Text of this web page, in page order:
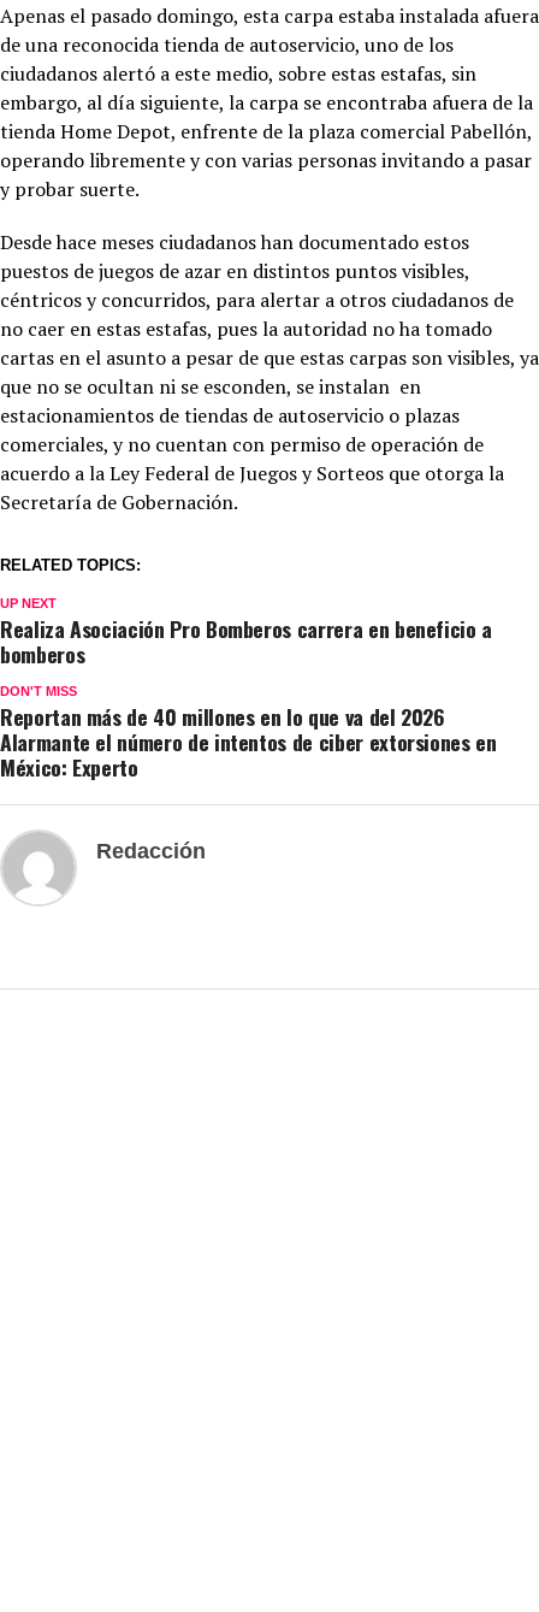
Apenas el pasado domingo, esta carpa estaba instalada afuera
de una reconocida tienda de autoservicio, uno de los
ciudadanos alertó a este medio, sobre estas estafas, sin
embargo, al día siguiente, la carpa se encontraba afuera de la
tienda Home Depot, enfrente de la plaza comercial Pabellón,
operando libremente y con varias personas invitando a pasar
y probar suerte.
Desde hace meses ciudadanos han documentado estos
puestos de juegos de azar en distintos puntos visibles,
céntricos y concurridos, para alertar a otros ciudadanos de
no caer en estas estafas, pues la autoridad no ha tomado
cartas en el asunto a pesar de que estas carpas son visibles, ya
que no se ocultan ni se esconden, se instalan en
estacionamientos de tiendas de autoservicio o plazas
comerciales, y no cuentan con permiso de operación de
acuerdo a la Ley Federal de Juegos y Sorteos que otorga la
Secretaría de Gobernación.
RELATED TOPICS:
UP NEXT
Realiza Asociación Pro Bomberos carrera en beneficio a
bomberos
DON'T MISS
Reportan más de 40 millones en lo que va del 2026
Alarmante el número de intentos de ciber extorsiones en
México: Experto
Redacción